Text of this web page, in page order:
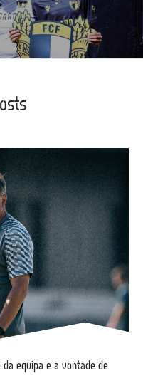
equipa e a vontade de